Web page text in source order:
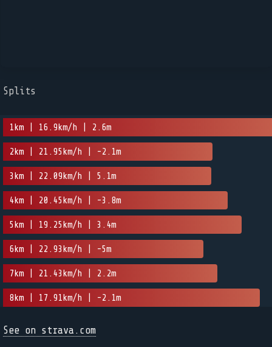
Splits
1km | 16.9km/h | 2.6m
2km | 21.95km/h | -2.1m
3km | 22.09km/h | 5.1m
4km | 20.45km/h | -3.8m
5km | 19.25km/h | 3.4m
6km | 22.93km/h | -5m
7km | 21.43km/h | 2.2m
8km | 17.91km/h | -2.1m
See on strava.com